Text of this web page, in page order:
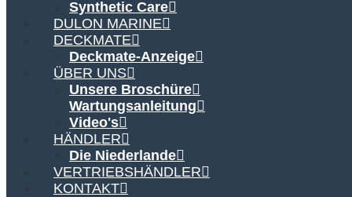
Synthetic Care
DULON MARINE
DECKMATE
Deckmate-Anzeige
ÜBER UNS
Unsere Broschüre
Wartungsanleitung
Video's
HÄNDLER
Die Niederlande
VERTRIEBSHÄNDLER
KONTAKT